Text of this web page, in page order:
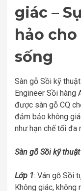
giác –
hảo
sống
Sàn gỗ Sồi kỹ
Engineer Sồi hàng
được sàn gỗ CQ
đảm bảo không
như hạn chế tối đa
Sàn gỗ Sồi kỹ
Lớp 1: Ván gỗ Sồi
Không giác, không